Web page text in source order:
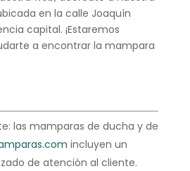
en la calle Joaquín
capital. ¡Estaremos
a encontrar la mampara
las mamparas de ducha y de
incluyen un
de atención al cliente.